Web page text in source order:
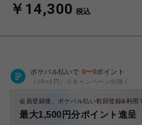
￥14,300 税込
ポケパル払いで 0〜0ポイント
（1P=1円）※キャンペーン分除く
会員登録後、ポケパル払い初回登録&利用
最大1,500円分ポイント進呈